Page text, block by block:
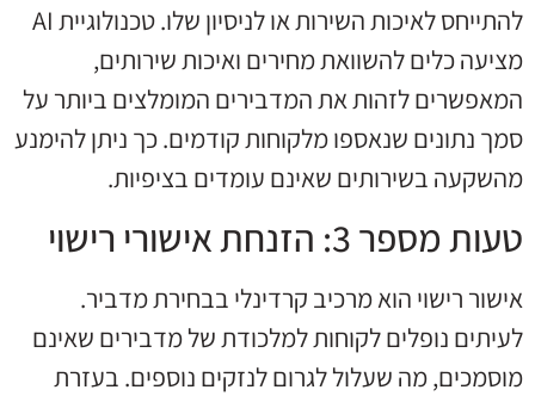
להתייחס לאיכות השירות או לניסיון שלו. טכנולוגיית AI
מציעה כלים להשוואת מחירים ואיכות שירותים,
המאפשרים לזהות את המדבירים המומלצים ביותר על
סמך נתונים שנאספו מלקוחות קודמים. כך ניתן להימנע
מהשקעה בשירותים שאינם עומדים בציפיות.
טעות מספר 3: הזנחת אישורי רישוי
אישור רישוי הוא מרכיב קרדינלי בבחירת מדביר.
לעיתים נופלים לקוחות למלכודת של מדבירים שאינם
מוסמכים, מה שעלול לגרום לנזקים נוספים. בעזרת